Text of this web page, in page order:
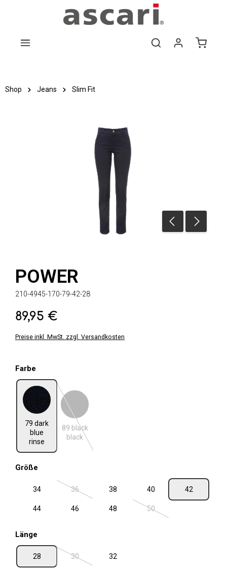
Zum Hauptinhalt springen
Shop Jeans Slim Fit
POWER
210-4945-170-79-42-28
Regulärer Preis:
89,95 €
Preise inkl. MwSt. zzgl. Versandkosten
Farbe
79 dark
blue
rinse
79 dark blue rinse
89 black
black
89 black black
(Diese Option ist zurzeit nicht verfügbar.)
Größe
34 36(Diese Option ist zurzeit nicht verfügbar.)
38 40 42
44 46 48 50(Diese Option ist zurzeit
Länge
28 30(Diese Option ist zurzeit nicht verfügbar.)
32